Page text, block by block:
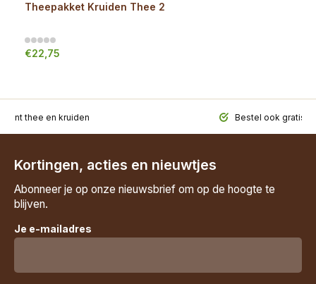
Theepakket Kruiden Thee 2
€22,75
thee en kruiden Bestel ook gratis
Kortingen, acties en nieuwtjes
Abonneer je op onze nieuwsbrief om op de hoogte te
blijven.
Je e-mailadres